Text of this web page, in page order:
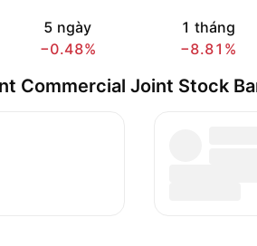
5 ngày
−0.48%
1 tháng
−8.81%
Commercial Joint Stock